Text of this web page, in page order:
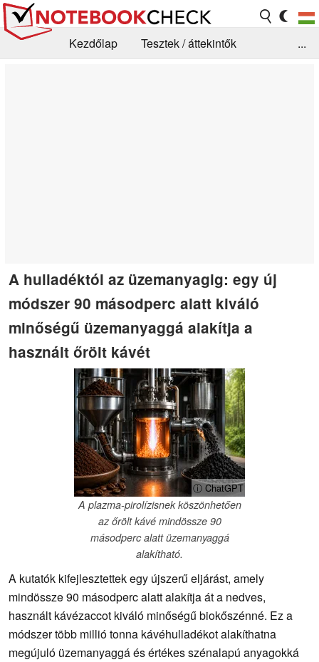
Kezdőlap
Tesztek / áttekintők
...
A hulladéktól az üzemanyagig: egy új
módszer 90 másodperc alatt kiváló
minőségű üzemanyaggá alakítja a
használt őrölt kávét
ⓘ ChatGPT
A plazma-pirolízisnek köszönhetően
az őrölt kávé mindössze 90
másodperc alatt üzemanyaggá
alakítható.
A kutatók kifejlesztettek egy újszerű eljárást, amely
mindössze 90 másodperc alatt alakítja át a nedves,
használt kávézaccot kiváló minőségű biokőszénné. Ez a
módszer több millió tonna kávéhulladékot alakíthatna
megújuló üzemanyaggá és értékes szénalapú anyagokká